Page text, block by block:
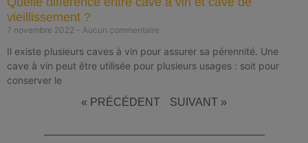
vieillissement ?
7 novembre 2022 Aucun commentaire
Il existe plusieurs caves à vin pour assurer sa pérennité. Une
cave à vin peut être utilisée pour plusieurs usages : soit pour
conserver le
« PRÉCÉDENT
SUIVANT »